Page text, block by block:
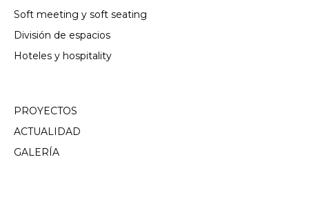
Soft meeting y soft seating
División de espacios
Hoteles y hospitality
PROYECTOS
ACTUALIDAD
GALERÍA